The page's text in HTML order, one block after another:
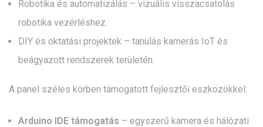
Robotika és automatizálás – vizuális visszacsatolás
robotika vezérléshez.
DIY és oktatási projektek – tanulás kamerás IoT és
beágyazott rendszerek területén.
A panel széles körben támogatott fejlesztői eszközökkel:
Arduino IDE támogatás – egyszerű kamera és hálózati